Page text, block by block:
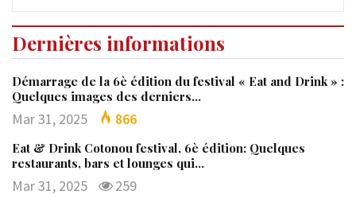
Dernières informations
Démarrage de la 6è édition du festival « Eat and Drink » :
Quelques images des derniers…
Mar 31, 2025 866
Eat & Drink Cotonou festival, 6è édition: Quelques
restaurants, bars et lounges qui…
Mar 31, 2025 259